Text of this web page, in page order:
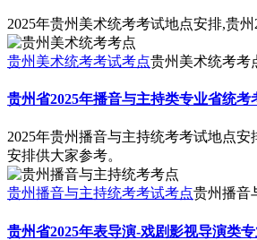
2025年贵州美术统考考试地点安排,贵
贵州美术统考考试考点贵州美术统考考
贵州省2025年播音与主持类专业省统考
2025年贵州播音与主持统考考试地点
安排供大家参考。
贵州播音与主持统考考试考点贵州播音
贵州省2025年表导演-戏剧影视导演类